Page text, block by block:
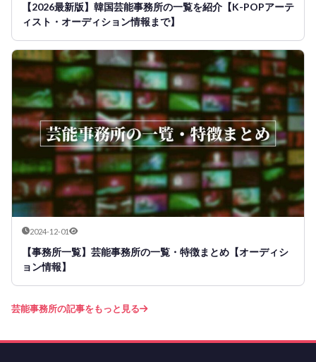
【2026最新版】韓国芸能事務所の一覧を紹介【K-POPアーテ
ィスト・オーディション情報まで】
2024-12-01
【事務所一覧】芸能事務所の一覧・特徴まとめ【オーディシ
ョン情報】
芸能事務所の記事をもっと見る